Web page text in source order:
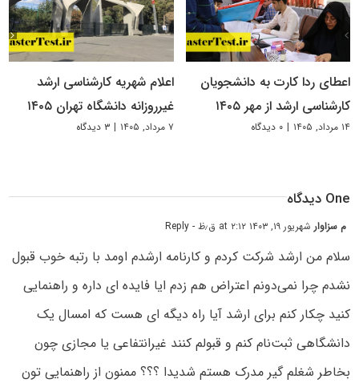
اعطای ردا کارت به دانشجویان
کارشناسی ارشد از مهر ۱۴۰۵
۱۴ مرداد, ۱۴۰۵ | ۰ دیدگاه
اعلام شهریه کارشناسی ارشد
غیرروزانه دانشگاه تهران ۱۴۰۵
۷ مرداد, ۱۴۰۵ | ۳ دیدگاه
One دیدگاه
م سزاوار شهریور ۱۹, ۱۴۰۳ at ۲:۱۲ ق٫ظ - Reply
سلام من ارشد شرکت کردم و کارنامه ارشدم اومد با رتبه خوب قبول
نشدم چرا نمی‌دونم اعتراض هم زدم ایا فایده ای داره و راهنمایی
کنید چکار کنم برای ارشد آیا راه دیگه ای هست که امسال یک
دانشگاهی ثبت‌نام کنم و قبولم کنند غیرانتفاعی یا مجازی چون
بخاطر شغلم گیر مدرک هستم شدیدا ؟؟؟ ممنون از راهنمایی تون